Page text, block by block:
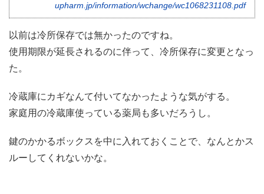
upharm.jp/information/wchange/wc1068231108.pdf
以前は冷所保存では無かったのですね。
使用期限が延長されるのに伴って、冷所保存に変更となっ
た。
冷蔵庫にカギなんて付いてなかったような気がする。
家庭用の冷蔵庫使っている薬局も多いだろうし。
鍵のかかるボックスを中に入れておくことで、なんとかス
ルーしてくれないかな。